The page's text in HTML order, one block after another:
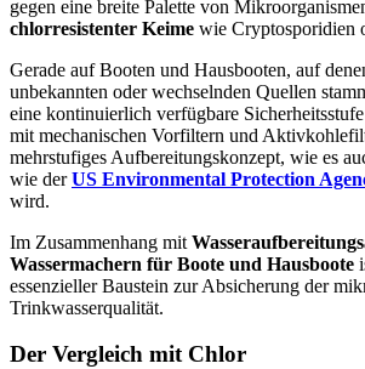
gegen eine breite Palette von
chlorresistenter Keime wie Cryptosporidien
Gerade auf Booten und Hausbooten, auf
unbekannten oder wechselnden Quellen
eine kontinuierlich verfügbare
mit mechanischen Vorfiltern und
mehrstufiges Aufbereitungskonzept, wie es
wie derUS Environmental Protection
wird.
Im Zusammenhang mit
Wassermachern für Boote und Hausboote
essenzieller Baustein zur Absicherung der
Trinkwasserqualität.
Der Vergleich mit Chlor